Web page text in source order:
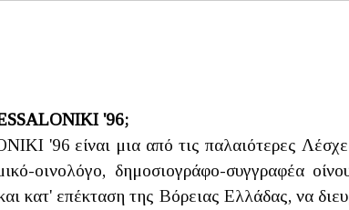
'96;
'96 είναι μια από τις παλαιότερες
οινολόγο, δημοσιογράφο-συγγραφέα
κατ' επέκταση της Βόρειας Ελλάδας, να